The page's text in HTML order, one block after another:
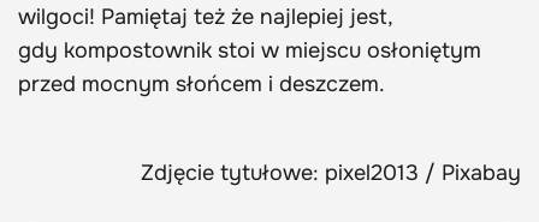
wilgoci! Pamiętaj też że najlepiej jest,
gdy kompostownik stoi w miejscu osłoniętym
przed mocnym słońcem i deszczem.
Zdjęcie tytułowe: pixel2013 / Pixabay